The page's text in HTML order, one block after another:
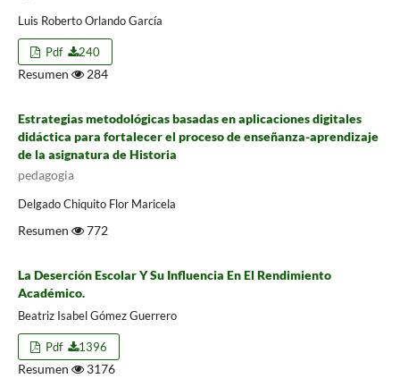
Luis Roberto Orlando García
Pdf 240
Resumen 284
Estrategias metodológicas basadas en aplicaciones digitales
didáctica para fortalecer el proceso de enseñanza-aprendizaje
de la asignatura de Historia
pedagogia
Delgado Chiquito Flor Maricela
Resumen 772
La Deserción Escolar Y Su Influencia En El Rendimiento
Académico.
Beatriz Isabel Gómez Guerrero
Pdf 1396
Resumen 3176